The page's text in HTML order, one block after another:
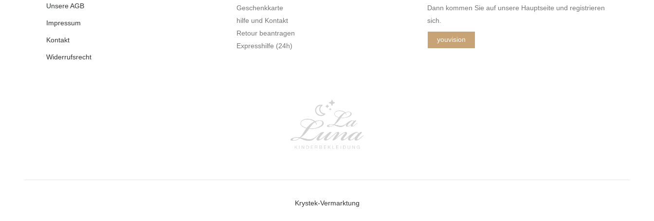
Unsere AGB
Impressum
Kontakt
Widerrufsrecht
Geschenkkarte
hilfe und Kontakt
Retour beantragen
Expresshilfe (24h)
Dann kommen Sie auf unsere Hauptseite und registrieren
sich.
youvision
Krystek-Vermarktung